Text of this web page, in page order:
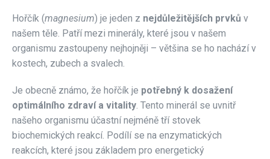
Hořčík (magnesium) je jeden z nejdůležitějších prvků v
našem těle. Patří mezi minerály, které jsou v našem
organismu zastoupeny nejhojněji – většina se ho nachází v
kostech, zubech a svalech.
Je obecně známo, že hořčík je potřebný k dosažení
optimálního zdraví a vitality. Tento minerál se uvnitř
našeho organismu účastní nejméně tří stovek
biochemických reakcí. Podílí se na enzymatických
reakcích, které jsou základem pro energetický